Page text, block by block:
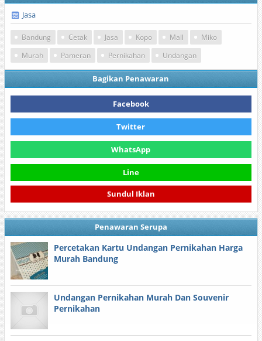
Jasa
Bandung Cetak Jasa Kopo Mall
Miko
Murah
Pameran Pernikahan Undangan
Bagikan Penawaran
Facebook
Twitter
WhatsApp
Line
Sundul Iklan
Penawaran Serupa
Percetakan Kartu Undangan Pernikahan Harga
Murah Bandung
Undangan Pernikahan Murah Dan Souvenir
Pernikahan